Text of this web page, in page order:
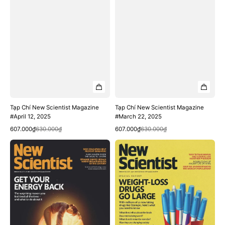
Tạp Chí New Scientist Magazine
#April 12, 2025
Sale
607.000₫
Regular
630.000₫
Quick View
Tạp Chí New Scientist Magazine
#March 22, 2025
Sale
607.000₫
Regular
630.000₫
Quick View
Tạp
Chí
New
Scientist
Magazine
#March
Tạp
Chí
New
Scientist
Magazine
#March
29,
2025